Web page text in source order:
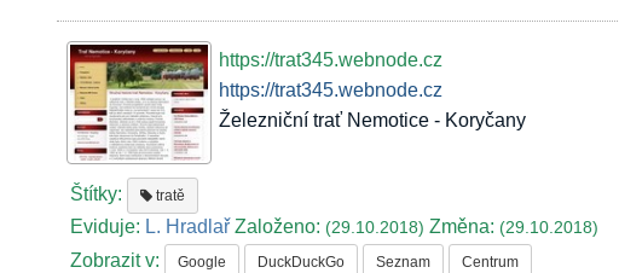
https://trat345.webnode.cz
https://trat345.webnode.cz
Železniční trať Nemotice - Koryčany
Štítky: tratě
Eviduje: L. Hradlař Založeno:(29.10.2018)Změna:(29.10.2018)
Zobrazit v: Google DuckDuckGo Seznam Centrum